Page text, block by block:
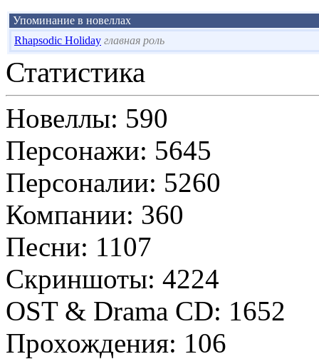
Упоминание в новеллах
Rhapsodic Holiday главная роль
Статистика
Новеллы: 590
Персонажи: 5645
Персоналии: 5260
Компании: 360
Песни: 1107
Скриншоты: 4224
OST & Drama CD: 1652
Прохождения: 106